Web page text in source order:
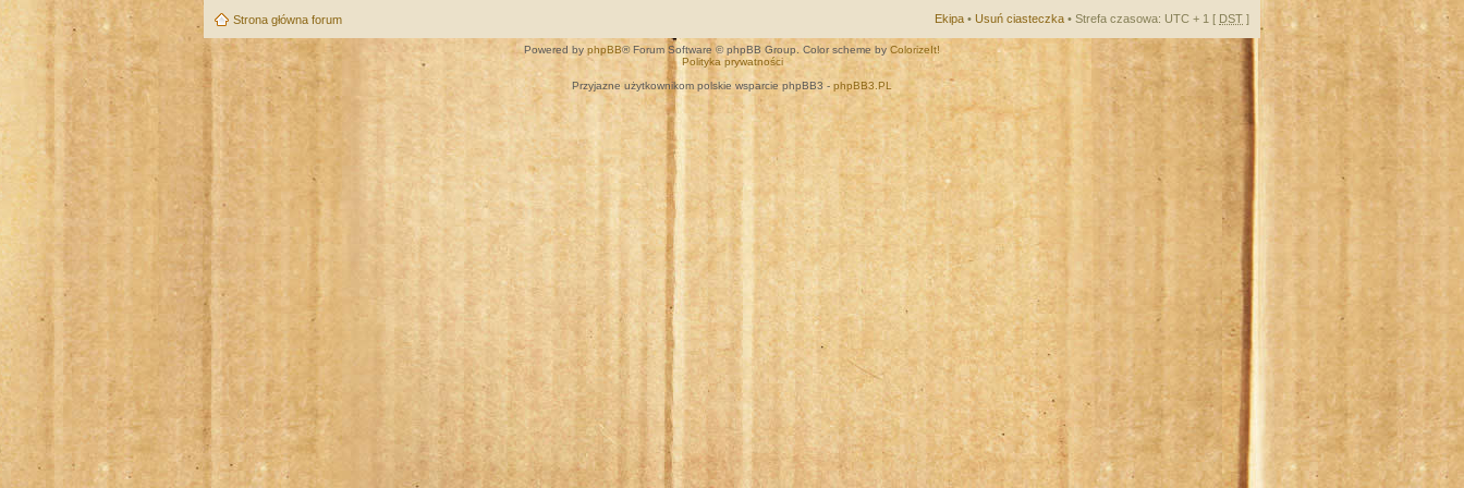
Strona główna forum Ekipa • Usuń ciasteczka • Strefa czasowa: UTC + 1 [ DST ]
Powered by phpBB® Forum Software © phpBB Group. Color scheme by ColorizeIt!
Polityka prywatności
Przyjazne użytkownikom polskie wsparcie phpBB3 - phpBB3.PL